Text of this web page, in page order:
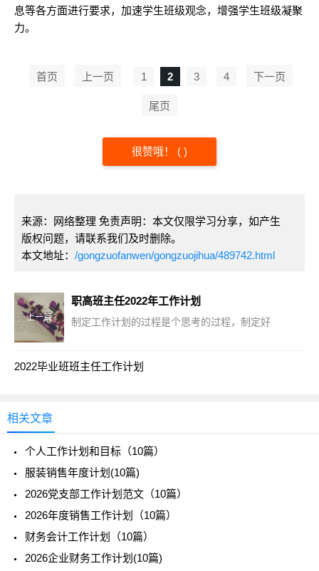
息等各方面进行要求，加速学生班级观念，增强学生班级凝聚
力。
首页 上一页 1 2 3 4 下一页
尾页
很赞哦！ ( )
来源：网络整理 免责声明：本文仅限学习分享，如产生
版权问题，请联系我们及时删除。
本文地址： /gongzuofanwen/gongzuojihua/489742.html
上一篇
职高班主任2022年工作计划
制定工作计划的过程是个思考的过程，制定好
2022毕业班班主任工作计划
相关文章
个人工作计划和目标（10篇）
服装销售年度计划(10篇)
2026党支部工作计划范文（10篇）
2026年度销售工作计划（10篇）
财务会计工作计划（10篇）
2026企业财务工作计划(10篇)